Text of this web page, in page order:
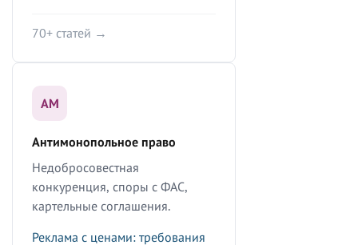
70+ статей →
АМ
Антимонопольное право
Недобросовестная
конкуренция, споры с ФАС,
картельные соглашения.
Реклама с ценами: требования